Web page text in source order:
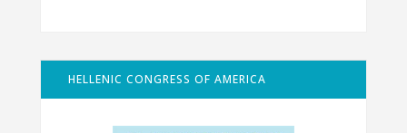
HELLENIC CONGRESS OF AMERICA